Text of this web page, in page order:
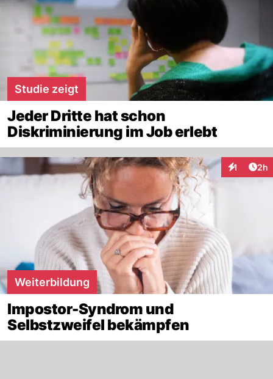
Studie zeigt
Jeder Dritte hat schon
Diskriminierung im Job erlebt
1 2h
Weiterbildung
Impostor-Syndrom und
Selbstzweifel bekämpfen